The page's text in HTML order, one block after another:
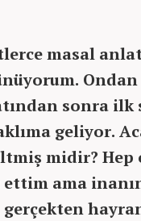
masal
sonra ilk
geliyor.
midir? Hep
ama